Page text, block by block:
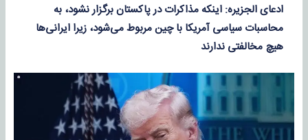
ادعای الجزیره: اینکه مذاکرات در پاکستان برگزار نشود، به
محاسبات سیاسی آمریکا با چین مربوط می‌شود، زیرا ایرانی‌ها
هیچ مخالفتی ندارند